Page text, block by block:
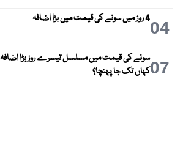
044 روز میں سونے کی قیمت میں بڑا اضافہ
07سونے کی قیمت میں مسلسل تیسرے روز بڑا اضافہ
کہاں تک جا پہنچا؟